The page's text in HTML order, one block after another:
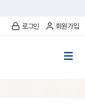
로그인 회원가입